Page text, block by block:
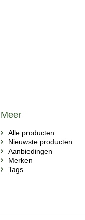
Meer
Alle producten
Nieuwste producten
Aanbiedingen
Merken
Tags